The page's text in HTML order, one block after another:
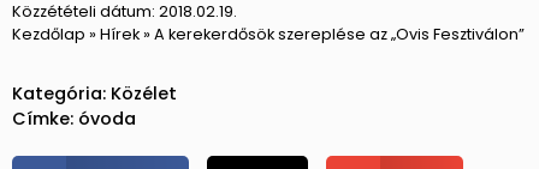
Közzétételi dátum: 2018.02.19.
Kezdőlap » Hírek» A kerekerdősök szereplése az „Ovis Fesztiválon”
Kategória: Közélet
Címke: óvoda